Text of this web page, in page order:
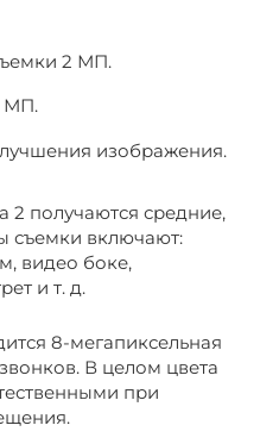
2 МП.
МП.
изображения.
получаются средние,
съемки включают:
видео боке,
и т. д.
8-мегапиксельная
В целом цвета
при